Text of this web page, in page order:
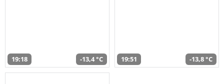
19:18 -13,4 °C 19:51 -13,8 °C